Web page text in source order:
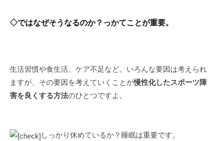
◇ではなぜそうなるのか？っかてことが重要。
生活習慣や食生活、ケア不足など。いろんな要因は考えられ
ますが、その要因を考えていくことが慢性化したスポーツ障
害を良くする方法のひとつですよ。
しっかり休めているか？睡眠は重要です。